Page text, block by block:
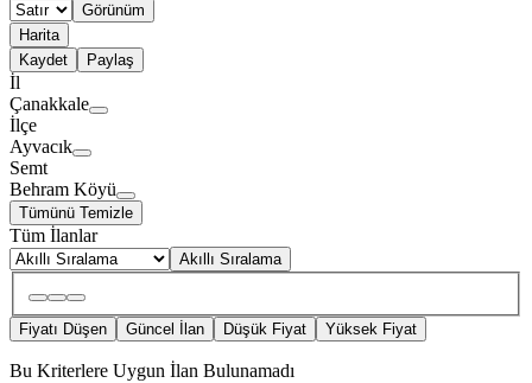
Görünüm
Harita
Kaydet
Paylaş
İl
Çanakkale
İlçe
Ayvacık
Semt
Behram Köyü
Tümünü Temizle
Tüm İlanlar
Akıllı Sıralama
Fiyatı Düşen Güncel İlan Düşük Fiyat Yüksek Fiyat
Bu Kriterlere Uygun İlan Bulunamadı